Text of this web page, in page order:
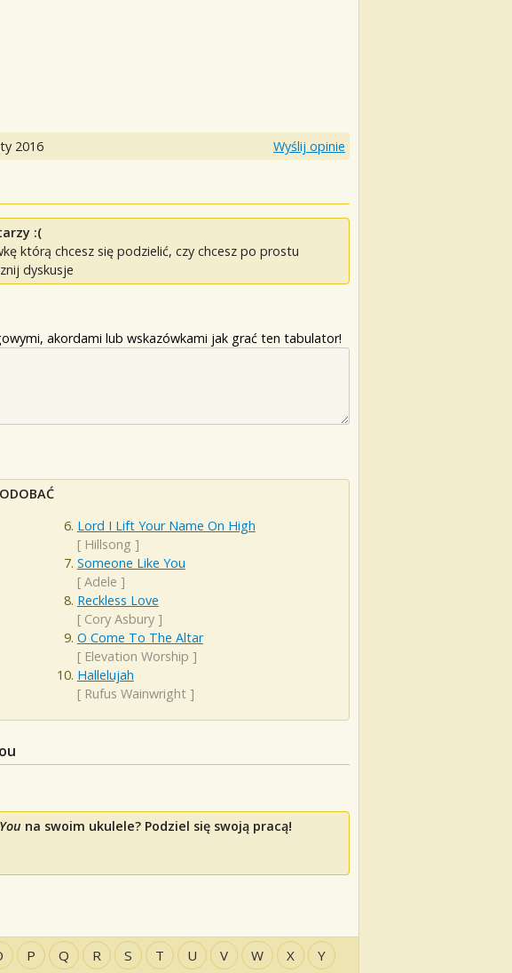
2016 Wyślij opinie
:(
którą chcesz się podzielić, czy chcesz po prostu
dyskusje
akordami lub wskazówkami jak grać ten tabulator!
Lord I Lift Your Name On High
[ Hillsong ]
Someone Like You
[ Adele ]
Reckless Love
[ Cory Asbury]
O Come To The Altar
[ Elevation Worship ]
Hallelujah
[ Rufus Wainwright]
na swoim ukulele? Podziel się swoją pracą!
P Q R S T U V W X Y